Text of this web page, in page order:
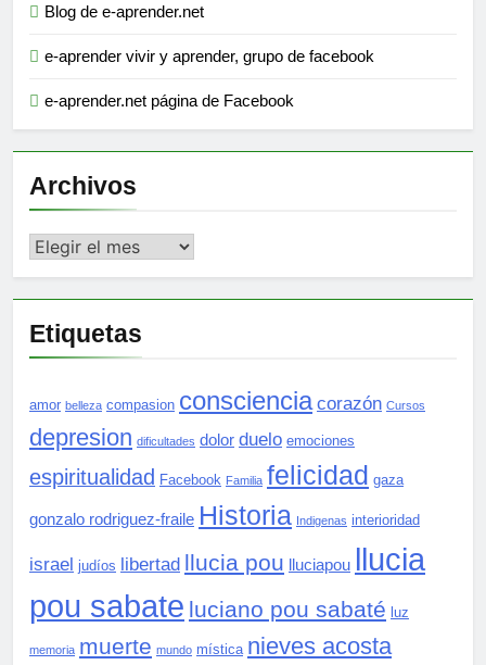
Blog de e-aprender.net
e-aprender vivir y aprender, grupo de facebook
e-aprender.net página de Facebook
Archivos
Archivos
Etiquetas
amor belleza compasion consciencia corazón Cursos
depresion dificultades dolor duelo emociones
espiritualidad Facebook Familia felicidad gaza
gonzalo rodriguez-fraile Historia Indigenas interioridad
israel judíos libertad llucia pou lluciapou llucia
pou sabate luciano pou sabaté luz
memoria muerte mundo mística nieves acosta